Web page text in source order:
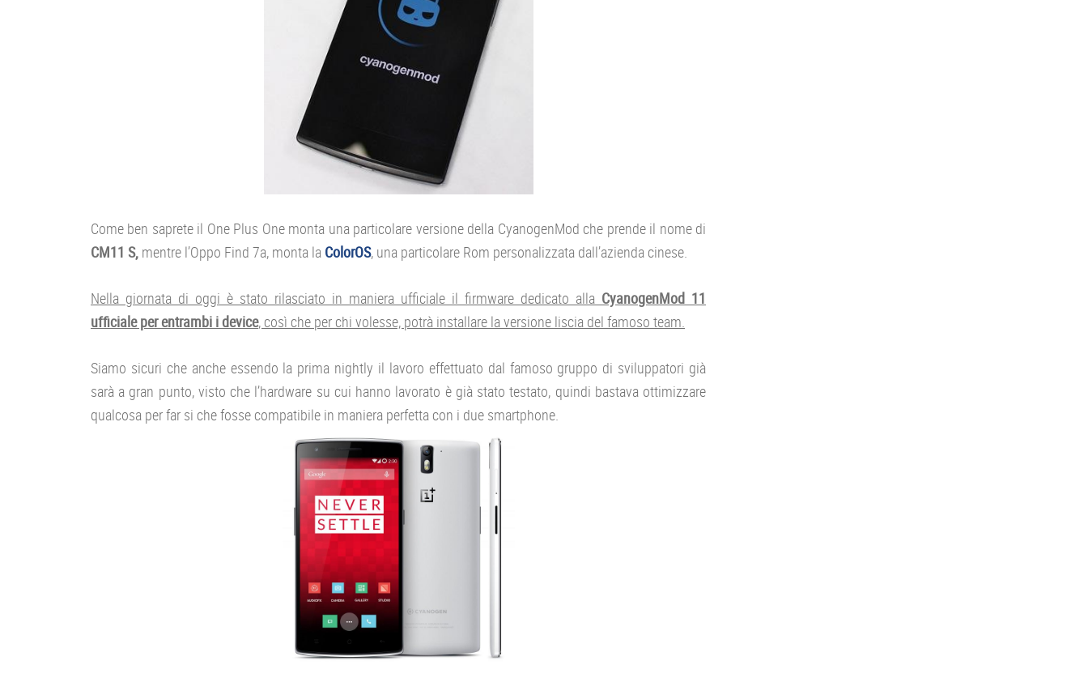
Come ben saprete il One Plus One monta una particolare versione della CyanogenMod che prende il nome di
CM11 S, mentre l’Oppo Find 7a, monta la ColorOS, una particolare Rom personalizzata dall’azienda cinese.
Nella giornata di oggi è stato rilasciato in maniera ufficiale il firmware dedicato alla CyanogenMod 11
ufficiale per entrambi i device, così che per chi volesse, potrà installare la versione liscia del famoso team.
Siamo sicuri che anche essendo la prima nightly il lavoro effettuato dal famoso gruppo di sviluppatori già
sarà a gran punto, visto che l’hardware su cui hanno lavorato è già stato testato, quindi bastava ottimizzare
qualcosa per far si che fosse compatibile in maniera perfetta con i due smartphone.